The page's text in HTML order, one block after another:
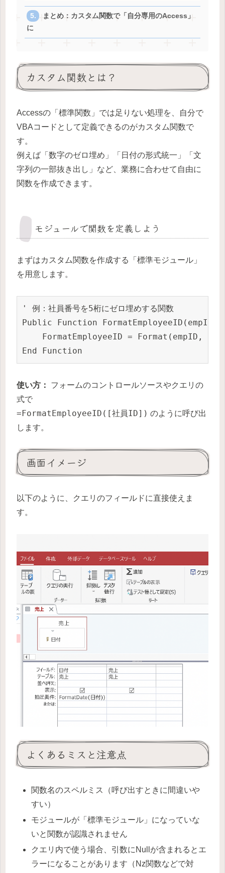
まとめ：カスタム関数で「自分専用のAccess」
に
カスタム関数とは？
Accessの「標準関数」では足りない処理を、自分で
VBAコードとして定義できるのがカスタム関数で
す。
例えば「数字のゼロ埋め」「日付の形式統一」「文
字列の一部抜き出し」など、業務に合わせて自由に
関数を作成できます。
モジュールで関数を定義しよう
まずはカスタム関数を作成する「標準モジュール」
を用意します。
' 例：社員番号を5桁にゼロ埋めする関数
Public Function FormatEmployeeID(empID
FormatEmployeeID = Format(empID,
使い方：
フォームのコントロールソースやクエリの
式で
=FormatEmployeeID([社員ID]) のように呼び出
します。
画面イメージ
以下のように、クエリのフィールドに直接使えま
す。
よくあるミスと注意点
関数名のスペルミス（呼び出すときに間違いや
すい）
モジュールが「標準モジュール」になっていな
いと関数が認識されません
クエリ内で使う場合、引数にNullが含まれるとエ
ラーになることがあります（Nz関数などで対